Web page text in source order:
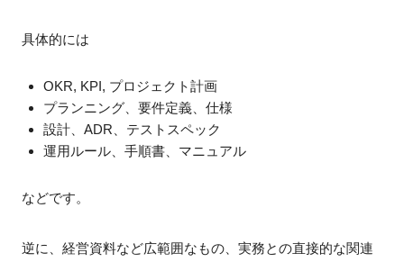
具体的には
OKR, KPI, プロジェクト計画
プランニング、要件定義、仕様
設計、ADR、テストスペック
運用ルール、手順書、マニュアル
などです。
逆に、経営資料など広範囲なもの、実務との直接的な関連